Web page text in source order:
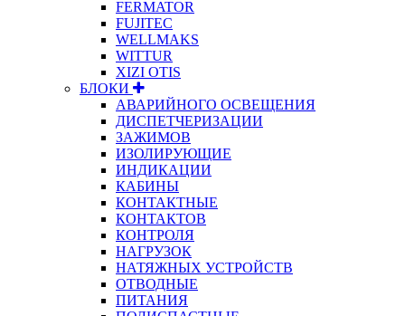
FERMATOR
FUJITEC
WELLMAKS
WITTUR
XIZI OTIS
БЛОКИ
АВАРИЙНОГО ОСВЕЩЕНИЯ
ДИСПЕТЧЕРИЗАЦИИ
ЗАЖИМОВ
ИЗОЛИРУЮЩИЕ
ИНДИКАЦИИ
КАБИНЫ
КОНТАКТНЫЕ
КОНТАКТОВ
КОНТРОЛЯ
НАГРУЗОК
НАТЯЖНЫХ УСТРОЙСТВ
ОТВОДНЫЕ
ПИТАНИЯ